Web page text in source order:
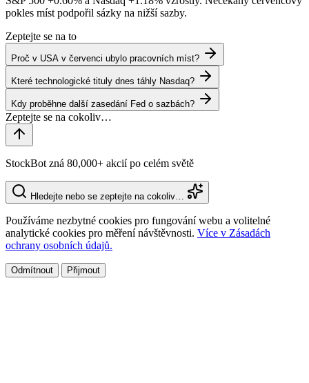
pokles míst podpořil sázky na nižší sazby.
Zeptejte se na to
Proč v USA v červenci ubylo pracovních míst?
Které technologické tituly dnes táhly Nasdaq?
Kdy proběhne další zasedání Fed o sazbách?
StockBot zná 80,000+ akcií po celém světě
Hledejte nebo se zeptejte na cokoliv…
Používáme nezbytné cookies pro fungování webu a volitelné
analytické cookies pro měření návštěvnosti. Více v Zásadách
ochrany osobních údajů.
Odmítnout Přijmout